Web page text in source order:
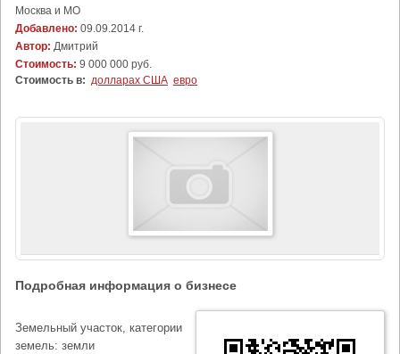
Москва и МО
Добавлено: 09.09.2014 г.
Автор: Дмитрий
Стоимость: 9 000 000 руб.
Стоимость в: долларах США евро
Подробная информация о бизнесе
Земельный участок, категории
земель: земли